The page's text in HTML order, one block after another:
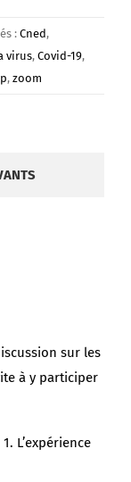
:Cned,
virus, Covid-19,
, zoom
sur les
à y participer
L’expérience